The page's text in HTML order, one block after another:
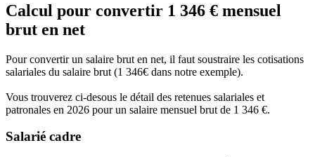
Calcul pour convertir 1 346 € mensuel
brut en net
Pour convertir un salaire brut en net, il faut soustraire les cotisations
salariales du salaire brut (1 346€ dans notre exemple).
Vous trouverez ci-desous le détail des retenues salariales et
patronales en 2026 pour un salaire mensuel brut de 1 346 €.
Salarié cadre